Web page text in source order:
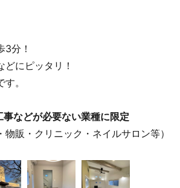
3分！
にピッタリ！
。
などが必要ない業種に限定
物販・クリニック・ネイルサロン等）